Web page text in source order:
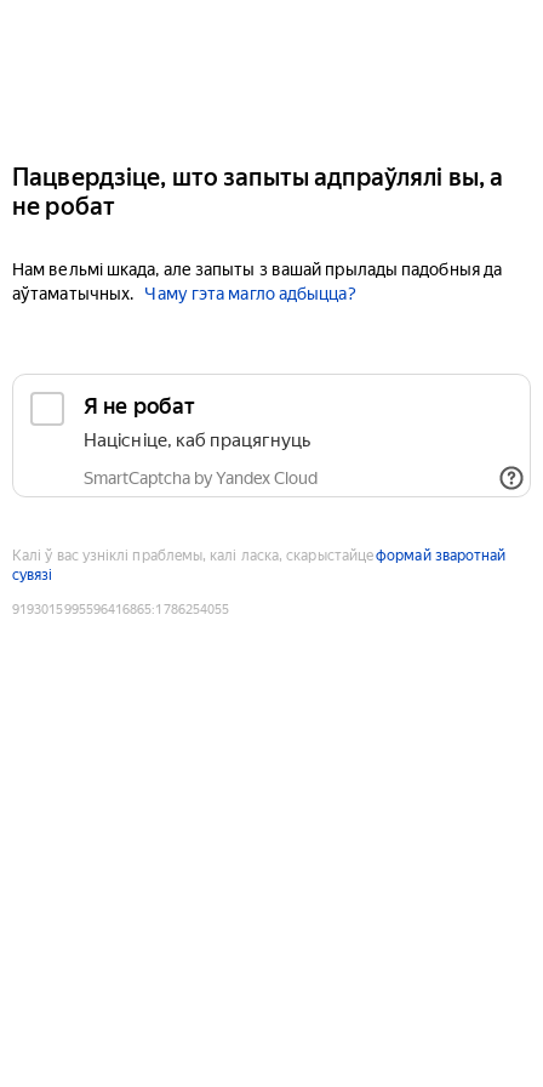
Пацвердзіце, што запыты адпраўлялі вы, а
не робат
Нам вельмі шкада, але запыты з вашай прылады падобныя да
аўтаматычных.
Чаму гэта магло адбыцца?
Я не робат
Націсніце, каб працягнуць
SmartCaptcha by Yandex Cloud
Калі ў вас узніклі праблемы, калі ласка, скарыстайцеформай зваротнай
сувязі
9193015995596416865:1786254055